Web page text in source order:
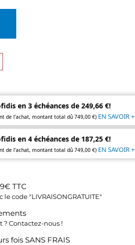
en 3 échéances de 249,66 €!
de l’achat, montant total dû 749,00 €) EN SAVOIR +
en 4 échéances de 187,25 €!
de l’achat, montant total dû 749,00 €) EN SAVOIR +
TTC
code "LIVRAISONGRATUITE"
? Contactez-nous !
fois SANS FRAIS